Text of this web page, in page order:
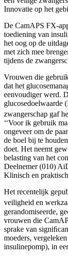
Innovatie op het
De CamAPS FX-
toediening van
het oog op de
met zich mee
tijdens de
Vrouwen die
dat het
eenvoudiger werd.
glucosedoelwaarde
zwangerschap gaf
‘‘Voor ik gebruik
ongeveer om de
de boel bij te
doet. Het neemt
belasting van het
Deelnemer (010)
Klinisch en
Het recentelijk
veiligheid en
gerandomiseerde,
vrouwen die
sprake van
moeders,
insulinepomp), in